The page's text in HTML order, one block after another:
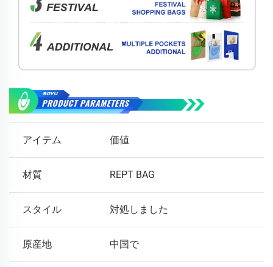
アイテム 価値
材質 REPT BAG
スタイル 対処しました
原産地 中国で